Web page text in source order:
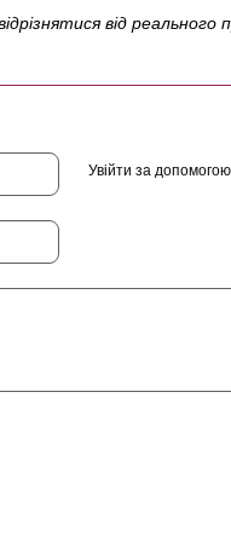
від реального
Увійти за допомогою